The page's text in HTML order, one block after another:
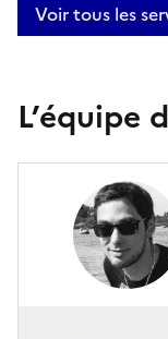
Voir tous les
L’équipe